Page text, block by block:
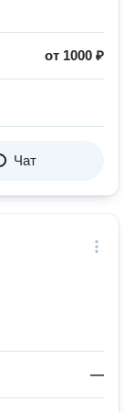
от 1000 ₽
Чат
—